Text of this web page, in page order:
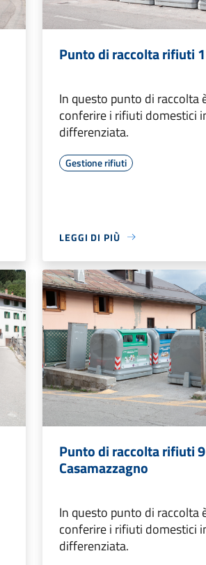
Punto di raccolta rifiuti
In questo punto di raccolta
conferire i rifiuti domestici
differenziata.
Gestione rifiuti
LEGGI DI PIÙ
Punto di raccolta rifiuti
Casamazzagno
In questo punto di raccolta
conferire i rifiuti domestici
differenziata.